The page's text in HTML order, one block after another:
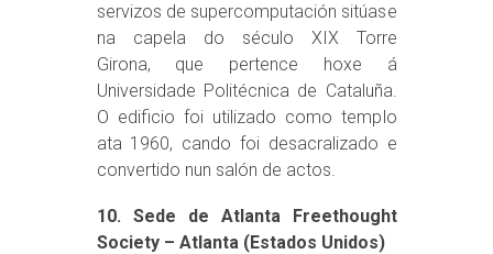
servizos de supercomputación sitúase
na capela do século XIX Torre
Girona, que pertence hoxe á
Universidade Politécnica de Cataluña.
O edificio foi utilizado como templo
ata 1960, cando foi desacralizado e
convertido nun salón de actos.
10. Sede de Atlanta Freethought
Society – Atlanta (Estados Unidos)